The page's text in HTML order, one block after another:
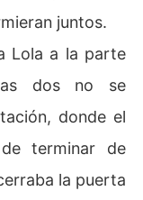
juntos.
Lola a la parte
dos no se
donde el
terminar de
la puerta